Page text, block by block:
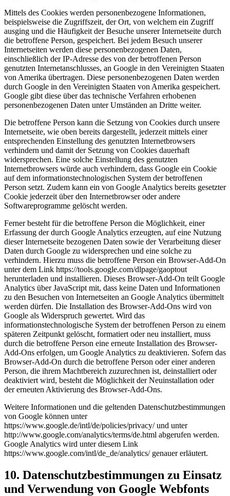
Mittels des Cookies werden personenbezogene Informationen,
beispielsweise die Zugriffszeit, der Ort, von welchem ein Zugriff
ausging und die Häufigkeit der Besuche unserer Internetseite durch
die betroffene Person, gespeichert. Bei jedem Besuch unserer
Internetseiten werden diese personenbezogenen Daten,
einschließlich der IP-Adresse des von der betroffenen Person
genutzten Internetanschlusses, an Google in den Vereinigten Staaten
von Amerika übertragen. Diese personenbezogenen Daten werden
durch Google in den Vereinigten Staaten von Amerika gespeichert.
Google gibt diese über das technische Verfahren erhobenen
personenbezogenen Daten unter Umständen an Dritte weiter.
Die betroffene Person kann die Setzung von Cookies durch unsere
Internetseite, wie oben bereits dargestellt, jederzeit mittels einer
entsprechenden Einstellung des genutzten Internetbrowsers
verhindern und damit der Setzung von Cookies dauerhaft
widersprechen. Eine solche Einstellung des genutzten
Internetbrowsers würde auch verhindern, dass Google ein Cookie
auf dem informationstechnologischen System der betroffenen
Person setzt. Zudem kann ein von Google Analytics bereits gesetzter
Cookie jederzeit über den Internetbrowser oder andere
Softwareprogramme gelöscht werden.
Ferner besteht für die betroffene Person die Möglichkeit, einer
Erfassung der durch Google Analytics erzeugten, auf eine Nutzung
dieser Internetseite bezogenen Daten sowie der Verarbeitung dieser
Daten durch Google zu widersprechen und eine solche zu
verhindern. Hierzu muss die betroffene Person ein Browser-Add-On
unter dem Link https://tools.google.com/dlpage/gaoptout
herunterladen und installieren. Dieses Browser-Add-On teilt Google
Analytics über JavaScript mit, dass keine Daten und Informationen
zu den Besuchen von Internetseiten an Google Analytics übermittelt
werden dürfen. Die Installation des Browser-Add-Ons wird von
Google als Widerspruch gewertet. Wird das
informationstechnologische System der betroffenen Person zu einem
späteren Zeitpunkt gelöscht, formatiert oder neu installiert, muss
durch die betroffene Person eine erneute Installation des Browser-
Add-Ons erfolgen, um Google Analytics zu deaktivieren. Sofern das
Browser-Add-On durch die betroffene Person oder einer anderen
Person, die ihrem Machtbereich zuzurechnen ist, deinstalliert oder
deaktiviert wird, besteht die Möglichkeit der Neuinstallation oder
der erneuten Aktivierung des Browser-Add-Ons.
Weitere Informationen und die geltenden Datenschutzbestimmungen
von Google können unter
https://www.google.de/intl/de/policies/privacy/ und unter
http://www.google.com/analytics/terms/de.html abgerufen werden.
Google Analytics wird unter diesem Link
https://www.google.com/intl/de_de/analytics/ genauer erläutert.
10. Datenschutzbestimmungen zu Einsatz
und Verwendung von Google Webfonts